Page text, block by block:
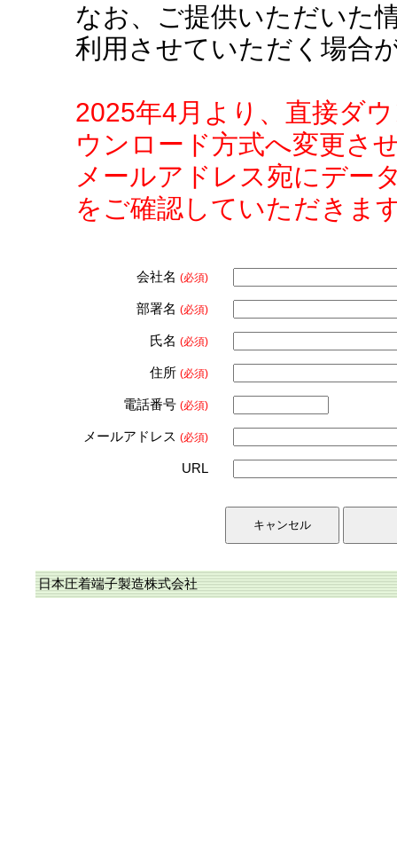
なお、ご提供いただいた
利用させていただく場合
2025年4月より、直接ダ
ウンロード方式へ変更さ
メールアドレス宛にデー
をご確認していただきま
会社名 (必須)
部署名 (必須)
氏名 (必須)
住所 (必須)
電話番号 (必須)
メールアドレス (必須)
URL
日本圧着端子製造株式会社